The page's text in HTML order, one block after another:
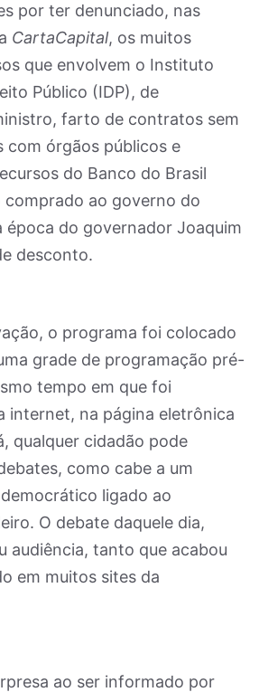
por ter denunciado, nas
CartaCapital, os muitos
que envolvem o Instituto
Público (IDP), de
farto de contratos sem
com órgãos públicos e
do Banco do Brasil
ao governo do
época do governador Joaquim
desconto.
o programa foi colocado
grade de programação pré-
tempo em que foi
internet, na página eletrônica
qualquer cidadão pode
como cabe a um
ligado ao
O debate daquele dia,
audiência, tanto que acabou
em muitos sites da
ao ser informado por